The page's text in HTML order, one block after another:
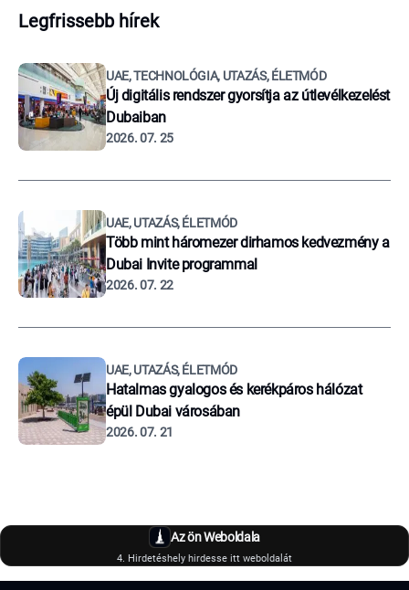
Legfrissebb hírek
UAE, TECHNOLÓGIA, UTAZÁS, ÉLETMÓD
Új digitális rendszer gyorsítja az útlevélkezelést
Dubaiban
2026. 07. 25
UAE, UTAZÁS, ÉLETMÓD
Több mint háromezer dirhamos kedvezmény a
Dubai Invite programmal
2026. 07. 22
UAE, UTAZÁS, ÉLETMÓD
Hatalmas gyalogos és kerékpáros hálózat
épül Dubai városában
2026. 07. 21
Az ön Weboldala
4. Hirdetéshely hirdesse itt weboldalát